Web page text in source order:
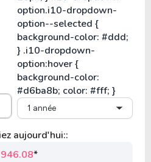
1 année
aujourd'hui::
*